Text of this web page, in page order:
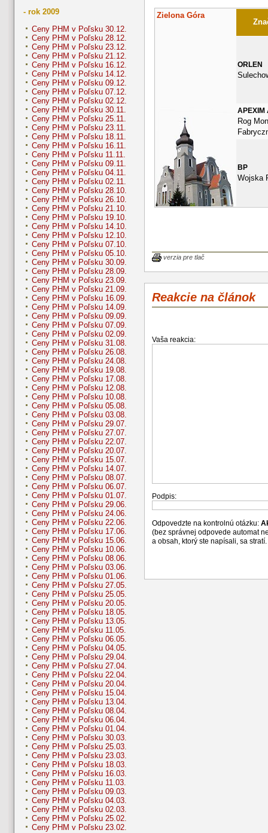
- rok 2009
Ceny PHM v Poľsku 30.12.
Ceny PHM v Poľsku 28.12.
Ceny PHM v Poľsku 23.12.
Ceny PHM v Poľsku 21.12.
Ceny PHM v Poľsku 16.12.
Ceny PHM v Poľsku 14.12.
Ceny PHM v Poľsku 09.12.
Ceny PHM v Poľsku 07.12.
Ceny PHM v Poľsku 02.12.
Ceny PHM v Poľsku 30.11.
Ceny PHM v Poľsku 25.11.
Ceny PHM v Poľsku 23.11.
Ceny PHM v Poľsku 18.11.
Ceny PHM v Poľsku 16.11.
Ceny PHM v Poľsku 11.11.
Ceny PHM v Poľsku 09.11.
Ceny PHM v Poľsku 04.11.
Ceny PHM v Poľsku 02.11.
Ceny PHM v Poľsku 28.10.
Ceny PHM v Poľsku 26.10.
Ceny PHM v Poľsku 21.10.
Ceny PHM v Poľsku 19.10.
Ceny PHM v Poľsku 14.10.
Ceny PHM v Poľsku 12.10.
Ceny PHM v Poľsku 07.10.
Ceny PHM v Poľsku 05.10.
Ceny PHM v Poľsku 30.09.
Ceny PHM v Poľsku 28.09.
Ceny PHM v Poľsku 23.09.
Ceny PHM v Poľsku 21.09.
Ceny PHM v Poľsku 16.09.
Ceny PHM v Poľsku 14.09.
Ceny PHM v Poľsku 09.09.
Ceny PHM v Poľsku 07.09.
Ceny PHM v Poľsku 02.09.
Ceny PHM v Poľsku 31.08.
Ceny PHM v Poľsku 26.08.
Ceny PHM v Poľsku 24.08.
Ceny PHM v Poľsku 19.08.
Ceny PHM v Poľsku 17.08.
Ceny PHM v Poľsku 12.08.
Ceny PHM v Poľsku 10.08.
Ceny PHM v Poľsku 05.08.
Ceny PHM v Poľsku 03.08.
Ceny PHM v Poľsku 29.07.
Ceny PHM v Poľsku 27.07.
Ceny PHM v Poľsku 22.07.
Ceny PHM v Poľsku 20.07.
Ceny PHM v Poľsku 15.07.
Ceny PHM v Poľsku 14.07.
Ceny PHM v Poľsku 08.07.
Ceny PHM v Poľsku 06.07.
Ceny PHM v Poľsku 01.07.
Ceny PHM v Poľsku 29.06.
Ceny PHM v Poľsku 24.06.
Ceny PHM v Poľsku 22.06.
Ceny PHM v Poľsku 17.06.
Ceny PHM v Poľsku 15.06.
Ceny PHM v Poľsku 10.06.
Ceny PHM v Poľsku 08.06.
Ceny PHM v Poľsku 03.06.
Ceny PHM v Poľsku 01.06.
Ceny PHM v Poľsku 27.05.
Ceny PHM v Poľsku 25.05.
Ceny PHM v Poľsku 20.05.
Ceny PHM v Poľsku 18.05.
Ceny PHM v Poľsku 13.05.
Ceny PHM v Poľsku 11.05.
Ceny PHM v Poľsku 06.05.
Ceny PHM v Poľsku 04.05.
Ceny PHM v Poľsku 29.04.
Ceny PHM v Poľsku 27.04.
Ceny PHM v Poľsku 22.04.
Ceny PHM v Poľsku 20.04.
Ceny PHM v Poľsku 15.04.
Ceny PHM v Poľsku 13.04.
Ceny PHM v Poľsku 08.04.
Ceny PHM v Poľsku 06.04.
Ceny PHM v Poľsku 01.04.
Ceny PHM v Poľsku 30.03.
Ceny PHM v Poľsku 25.03.
Ceny PHM v Poľsku 23.03.
Ceny PHM v Poľsku 18.03.
Ceny PHM v Poľsku 16.03.
Ceny PHM v Poľsku 11.03.
Ceny PHM v Poľsku 09.03.
Ceny PHM v Poľsku 04.03.
Ceny PHM v Poľsku 02.03.
Ceny PHM v Poľsku 25.02.
Ceny PHM v Poľsku 23.02.
Zielona Góra
ORLEN
APEXIM
Rog
BP
Wojska
verzia pre tlač
Reakcie na článok
Vaša reakcia:
Podpis:
Odpovedzte na kontrolnú otázku:
(bez správnej odpovede automat
a obsah, ktorý ste napísali, sa